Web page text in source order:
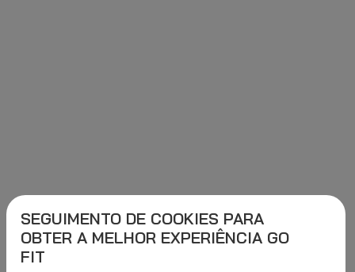
SEGUIMENTO DE COOKIES PARA
OBTER A MELHOR EXPERIÊNCIA GO
FIT